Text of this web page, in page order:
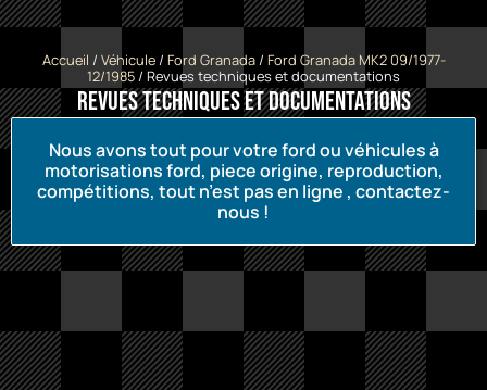
Accueil / Véhicule/ Ford Granada/ Ford Granada MK2 09/1977-
12/1985/ Revues techniques et documentations
Revues techniques et documentations
Nous avons tout pour votre ford ou véhicules à
motorisations ford, piece origine, reproduction,
compétitions, tout n’est pas en ligne , contactez-
nous !